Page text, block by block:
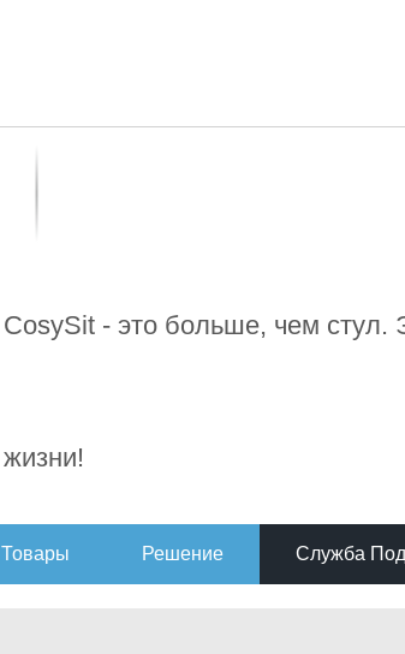
CosySit - это больше, чем
жизни!
Товары Решение Служба